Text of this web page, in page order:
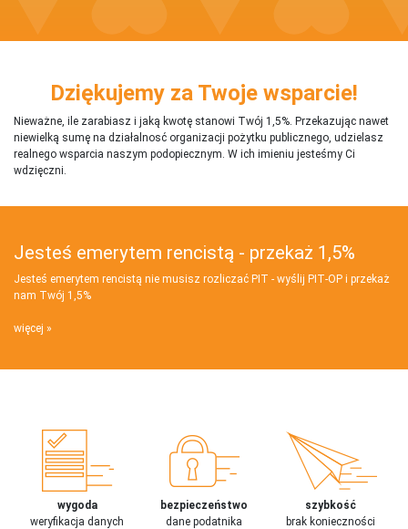
Dziękujemy za Twoje wsparcie!
Nieważne, ile zarabiasz i jaką kwotę stanowi Twój 1,5%. Przekazując nawet
niewielką sumę na działalnosć organizacji pożytku publicznego, udzielasz
realnego wsparcia naszym podopiecznym. W ich imieniu jesteśmy Ci
wdzięczni.
Jesteś emerytem rencistą - przekaż 1,5%
Jesteś emerytem rencistą nie musisz rozliczać PIT - wyślij PIT‑OP i przekaż
nam Twój 1,5%
więcej
wygoda
weryfikacja danych
bezpieczeństwo
dane podatnika
szybkość
brak konieczności